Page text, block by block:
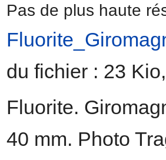
Pas de plus haute
du fichier : 23
Fluorite.
40 mm. Photo